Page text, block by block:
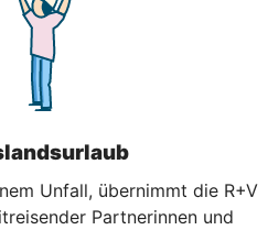
Unfall, übernimmt die R+V
Partnerinnen und